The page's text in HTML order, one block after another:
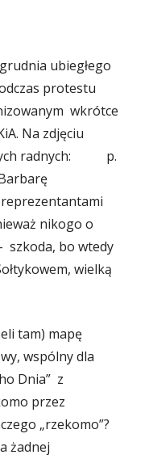
ubiegłego
protestu
wkrótce
Na zdjęciu
radnych: p.
reprezentantami
nikogo o
bo wtedy
wielką
tam) mapę
wspólny dla
Dnia” z
przez
„rzekomo”?
żadnej